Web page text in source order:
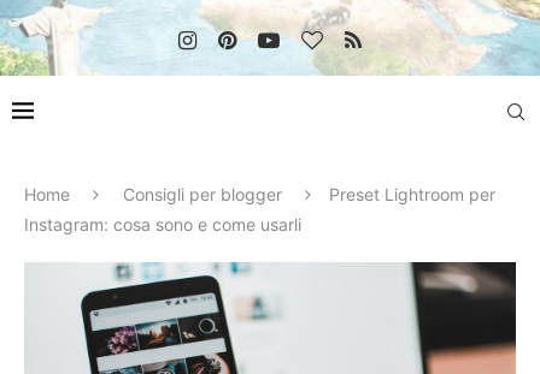
Home Consigli per blogger
Preset Lightroom per
Instagram: cosa sono e come usarli